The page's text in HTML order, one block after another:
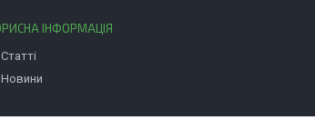
ІНФОРМАЦІЯ
Статті
Новини